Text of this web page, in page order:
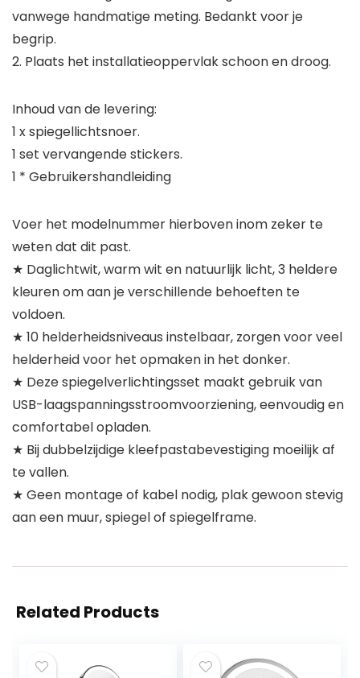
vanwege handmatige meting. Bedankt voor je
begrip.
2. Plaats het installatieoppervlak schoon en droog.
Inhoud van de levering:
1 x spiegellichtsnoer.
1 set vervangende stickers.
1 * Gebruikershandleiding
Voer het modelnummer hierboven inom zeker te
weten dat dit past.
★ Daglichtwit, warm wit en natuurlijk licht, 3 heldere
kleuren om aan je verschillende behoeften te
voldoen.
★ 10 helderheidsniveaus instelbaar, zorgen voor veel
helderheid voor het opmaken in het donker.
★ Deze spiegelverlichtingsset maakt gebruik van
USB-laagspanningsstroomvoorziening, eenvoudig en
comfortabel opladen.
★ Bij dubbelzijdige kleefpastabevestiging moeilijk af
te vallen.
★ Geen montage of kabel nodig, plak gewoon stevig
aan een muur, spiegel of spiegelframe.
Related Products